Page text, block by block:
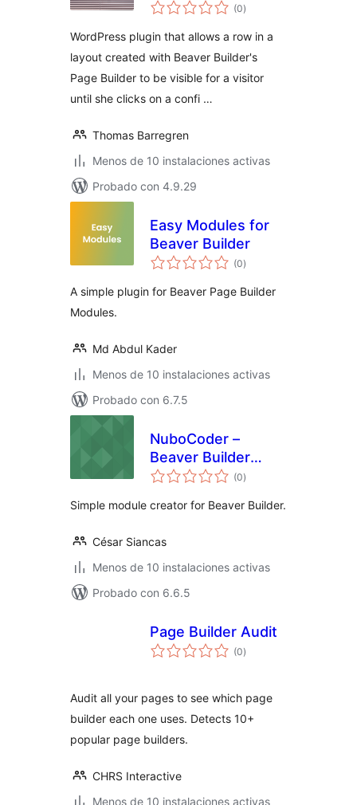
Page Builder(0total
de
)
WordPress plugin that allows a row in a
layout created with Beaver Builder's
Page Builder to be visible for a visitor
until she clicks on a confi …
Thomas Barregren
Menos de 10 instalaciones activas
Probado con 4.9.29
Easy Modules for
Beaver Builder
(0total
de
)
A simple plugin for Beaver Page Builder
Modules.
Md Abdul Kader
Menos de 10 instalaciones activas
Probado con 6.7.5
NuboCoder –
Beaver Builder
Simple Module
(0total
de
)
Simple module creator for Beaver Builder.
César Siancas
Menos de 10 instalaciones activas
Probado con 6.6.5
Page Builder Audit
(0total
de
)
Audit all your pages to see which page
builder each one uses. Detects 10+
popular page builders.
CHRS Interactive
Menos de 10 instalaciones activas